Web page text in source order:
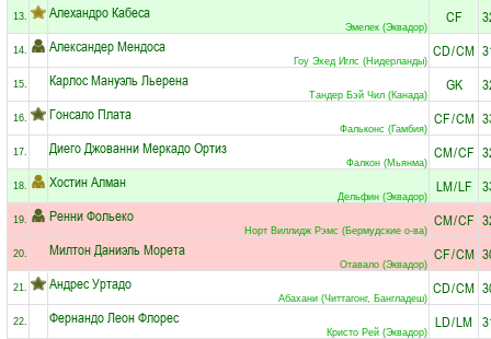
13. Алехандро Кабеса
Эмелек (Эквадор)
CF
14. Александер Мендоса
Гоу Эхед Иглс (Нидерланды)
CD/CM
15. Карлос Мануэль Льерена
Тандер Бэй Чил (Канада)
GK
16. Гонсало Плата
Фальконс (Гамбия)
CF/CM
17. Диего Джованни Меркадо Ортиз
Фалкон (Мьянма)
CM/CF
18. Хостин Алман
Дельфин (Эквадор)
LM/LF
19. Ренни Фольеко
Норт Виллидж Рэмс (Бермудские о-ва)
CM/CF
20. Милтон Даниэль Морета
Отавало (Эквадор)
CF/CM
21. Андрес Уртадо
Абахани (Читтагонг, Бангладеш)
CD/CM
22. Фернандо Леон Флорес
Кристо Рей (Эквадор)
LD/LM